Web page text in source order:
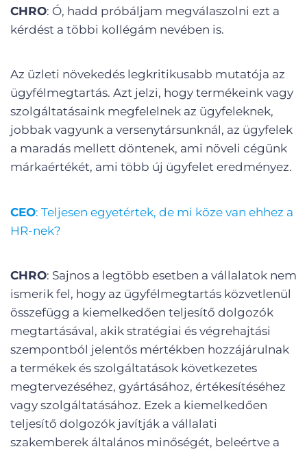
CHRO: Ó, hadd próbáljam megválaszolni ezt a
kérdést a többi kollégám nevében is.
Az üzleti növekedés legkritikusabb mutatója az
ügyfélmegtartás. Azt jelzi, hogy termékeink vagy
szolgáltatásaink megfelelnek az ügyfeleknek,
jobbak vagyunk a versenytársunknál, az ügyfelek
a maradás mellett döntenek, ami növeli cégünk
márkaértékét, ami több új ügyfelet eredményez.
CEO: Teljesen egyetértek, de mi köze van ehhez a
HR-nek?
CHRO: Sajnos a legtöbb esetben a vállalatok nem
ismerik fel, hogy az ügyfélmegtartás közvetlenül
összefügg a kiemelkedően teljesítő dolgozók
megtartásával, akik stratégiai és végrehajtási
szempontból jelentős mértékben hozzájárulnak
a termékek és szolgáltatások következetes
megtervezéséhez, gyártásához, értékesítéséhez
vagy szolgáltatásához. Ezek a kiemelkedően
teljesítő dolgozók javítják a vállalati
szakemberek általános minőségét, beleértve a